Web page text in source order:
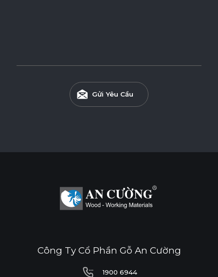
Gửi Yêu Cầu
Công Ty Cổ Phần Gỗ An Cường
1900 6944